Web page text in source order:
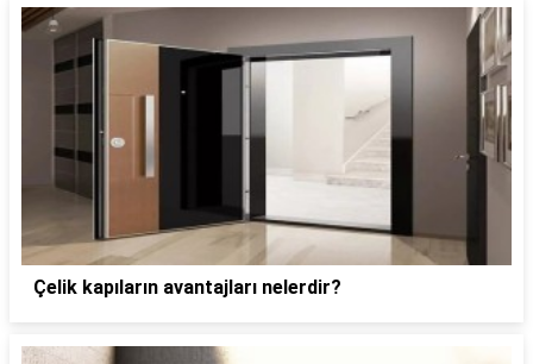
Çelik kapıların avantajları nelerdir?